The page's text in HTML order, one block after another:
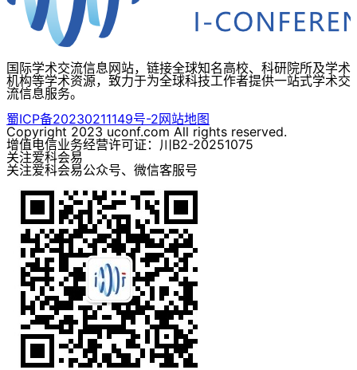
国际学术交流信息网站，链接全球知名高校、科研院所及学术
机构等学术资源，致力于为全球科技工作者提供一站式学术交
流信息服务。
蜀ICP备20230211149号-2网站地图
Copyright 2023 uconf.com All rights reserved.
增值电信业务经营许可证：川B2-20251075
关注爱科会易
关注爱科会易公众号、微信客服号